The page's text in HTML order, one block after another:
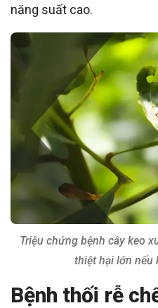
năng suất cao.
Triệu chứng bệnh cây keo
thiệt hại lớn nếu
Bệnh thối rễ